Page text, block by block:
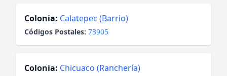
Colonia: Calatepec (Barrio)
Códigos Postales: 73905
Colonia: Chicuaco (Ranchería)